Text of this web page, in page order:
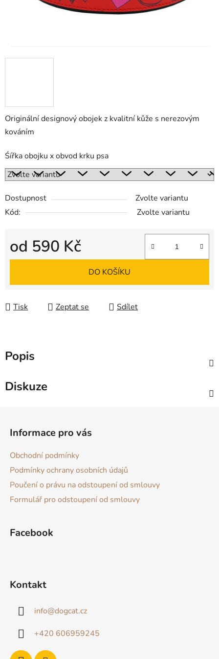
Originální designový obojek z kvalitní kůže s nerezovým
kováním
Śířka obojku x obvod krku psa
Dostupnost
Zvolte variantu
Kód:
Zvolte variantu
od 590 Kč
Měrná cena:
DO KOŠÍKU
Tisk Zeptat se Sdílet
Popis
Diskuze
Informace pro vás
Obchodní podmínky
Podmínky ochrany osobních údajů
Poučení o právu na odstoupení od smlouvy
Formulář pro odstoupení od smlouvy
Facebook
Kontakt
info@dogcat.cz
+420 606959245